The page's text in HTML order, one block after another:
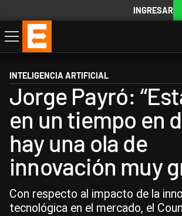
INGRESAR
Economía
Política
Internacional
Actualidad
Descargá la App
INTELIGENCIA ARTIFICIAL
Jorge Payró:
en un tiempo en
hay una ola de
innovación muy
Con respecto al impacto de la
tecnológica en el mercado, el